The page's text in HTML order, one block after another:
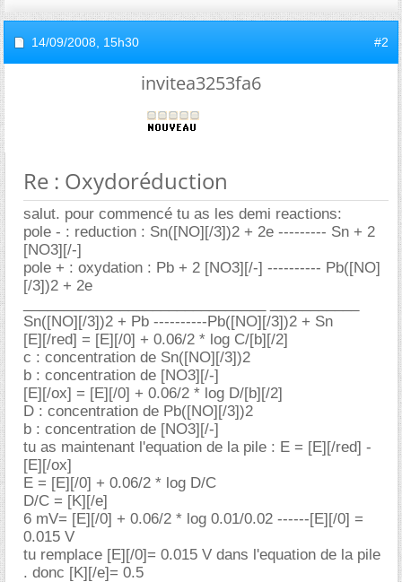
14/09/2008, 15h30 #2
invitea3253fa6
Re : Oxydoréduction
salut. pour commencé tu as les demi reactions:
pole - : reduction : Sn([NO][/3])2 + 2e --------- Sn + 2
[NO3][/-]
pole + : oxydation : Pb + 2 [NO3][/-] ---------- Pb([NO]
[/3])2 + 2e
Sn([NO][/3])2 + Pb ----------Pb([NO][/3])2 + Sn
[E][/red] = [E][/0] + 0.06/2 * log C/[b][/2]
c : concentration de Sn([NO][/3])2
b : concentration de [NO3][/-]
[E][/ox] = [E][/0] + 0.06/2 * log D/[b][/2]
D : concentration de Pb([NO][/3])2
b : concentration de [NO3][/-]
tu as maintenant l'equation de la pile : E = [E][/red] -
[E][/ox]
E = [E][/0] + 0.06/2 * log D/C
D/C = [K][/e]
6 mV= [E][/0] + 0.06/2 * log 0.01/0.02 ------[E][/0] =
0.015 V
tu remplace [E][/0]= 0.015 V dans l'equation de la pile
. donc [K][/e]= 0.5